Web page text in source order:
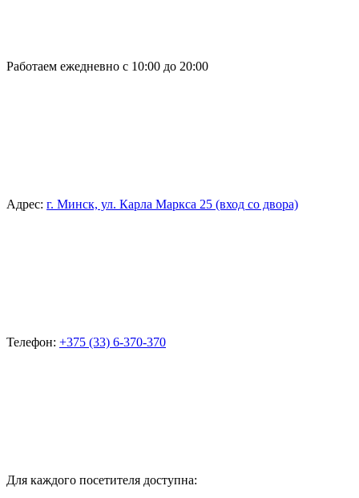
Работаем ежедневно с 10:00 до 20:00
Адрес: г. Минск, ул. Карла Маркса 25 (вход со двора)
Телефон: +375 (33) 6-370-370
Для каждого посетителя доступна: